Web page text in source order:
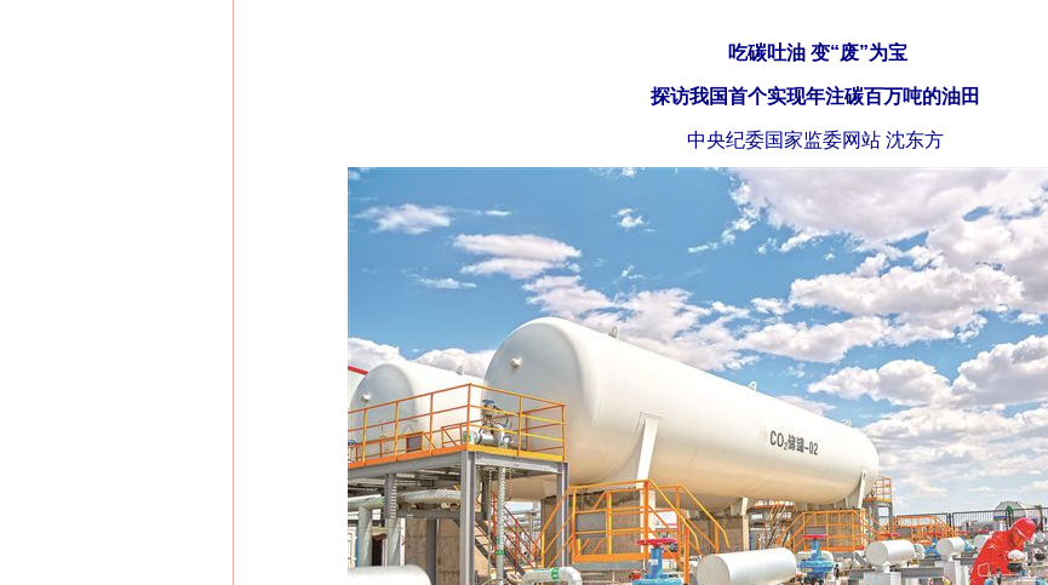
吃碳吐油 变“废”为宝
探访我国首个实现年注碳百万吨的油田
中央纪委国家监委网站 沈东方